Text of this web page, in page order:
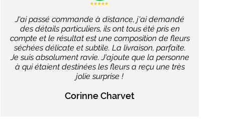
J'ai passé commande à distance, j'ai demandé
des détails particuliers, ils ont tous été pris en
compte et le résultat est une composition de fleurs
séchées délicate et subtile. La livraison, parfaite.
Je suis absolument ravie. J'ajoute que la personne
à qui étaient destinées les fleurs a reçu une très
jolie surprise !
Corinne Charvet